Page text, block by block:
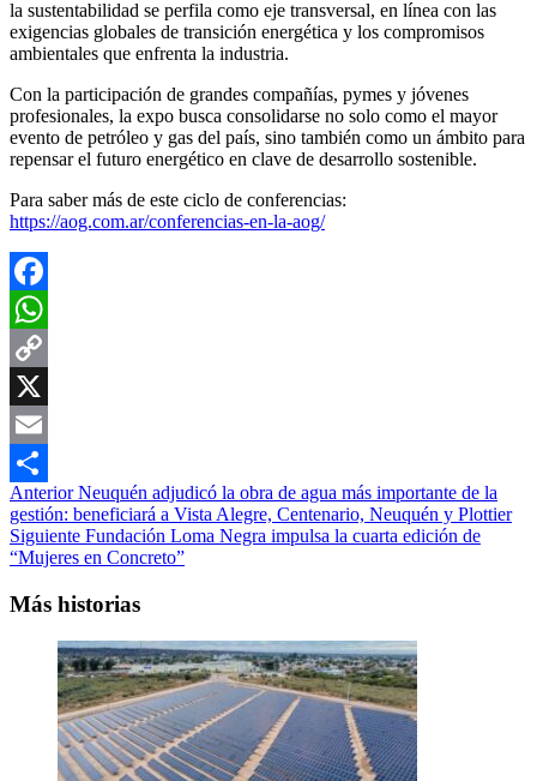
la sustentabilidad se perfila como eje transversal, en línea con las
exigencias globales de transición energética y los compromisos
ambientales que enfrenta la industria.
Con la participación de grandes compañías, pymes y jóvenes
profesionales, la expo busca consolidarse no solo como el mayor
evento de petróleo y gas del país, sino también como un ámbito para
repensar el futuro energético en clave de desarrollo sostenible.
Para saber más de este ciclo de conferencias:
https://aog.com.ar/conferencias-en-la-aog/
Facebook
WhatsApp
Copy
Link
X
Email
Compartir
Navegación
de
entradas
AnteriorNeuquén adjudicó la obra de agua más importante de la
gestión: beneficiará a Vista Alegre, Centenario, Neuquén y Plottier
Siguiente Fundación Loma Negra impulsa la cuarta edición de
“Mujeres en Concreto”
Más historias